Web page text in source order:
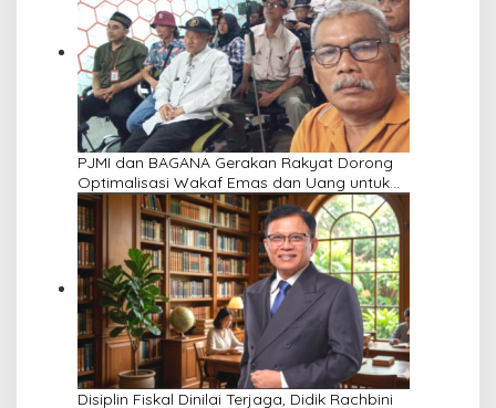
PJMI dan BAGANA Gerakan Rakyat Dorong
Optimalisasi Wakaf Emas dan Uang untuk
Pemberdayaan Umat
Disiplin Fiskal Dinilai Terjaga, Didik Rachbini